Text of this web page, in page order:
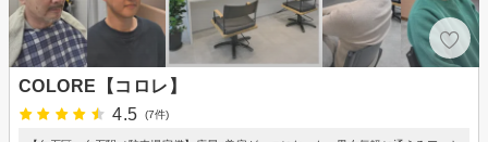
COLORE【コロレ】
4.5
(7件)